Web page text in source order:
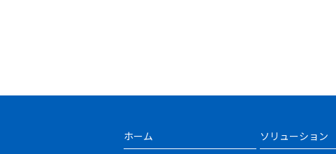
ホーム ソリューション